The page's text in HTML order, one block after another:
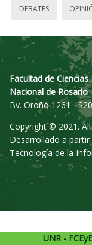
DEBATES
Facultad de
Nacional de Rosario
Bv. Oroño 1261 -
Copyright © 2021.
Desarrollado a
Tecnología de la
UNR -